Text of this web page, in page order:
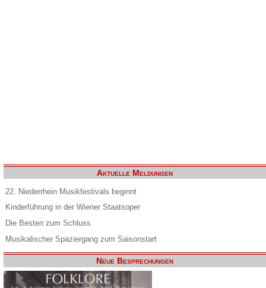
Aktuelle Meldungen
22. Niederrhein Musikfestivals beginnt
Kinderführung in der Wiener Staatsoper
Die Besten zum Schluss
Musikalischer Spaziergang zum Saisonstart
Neue Besprechungen